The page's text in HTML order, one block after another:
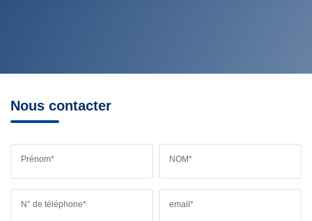
Nous contacter
Prénom* NOM*
N° de téléphone* email*